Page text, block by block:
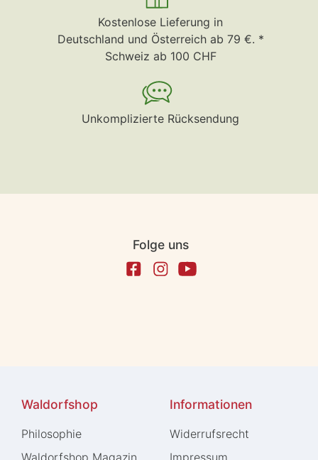
Kostenlose Lieferung in
Deutschland und Österreich ab 79 €. *
Schweiz ab 100 CHF
Unkomplizierte Rücksendung
Folge uns
Waldorfshop
Philosophie
Waldorfshop Magazin
Informationen
Widerrufs­recht
Impressum